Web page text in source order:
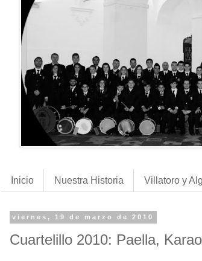
Inicio Nuestra Historia Villatoro y
viernes, 19 de marzo de 2010
Cuartelillo 2010: Paella,